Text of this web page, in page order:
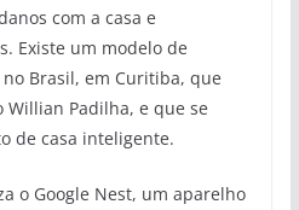
com a casa e
Existe um modelo de
Brasil, em Curitiba, que
Padilha, e que se
de casa inteligente.
o Google Nest, um aparelho